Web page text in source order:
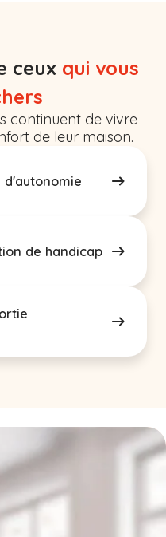
ceux qui vous
continuent de vivre
de leur maison.
de handicap